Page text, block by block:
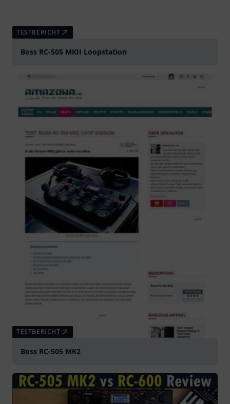
TESTBERICHT
Boss RC-505 MKII Loopstation
TESTBERICHT
Boss RC-505 MK2